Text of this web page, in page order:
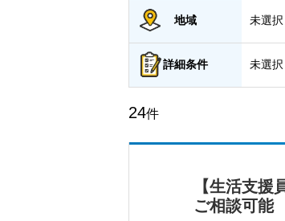
地域 未選択
詳細条件 未選択
24件
【生活支
ご相談可能